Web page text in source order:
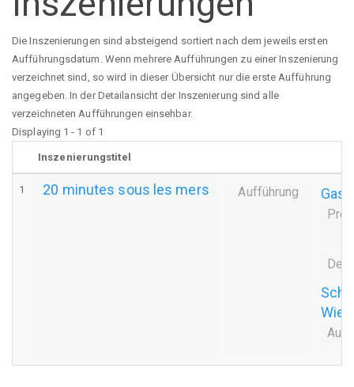
Die Inszenierungen sind absteigend sortiert nach dem jeweils ersten
Aufführungsdatum. Wenn mehrere Aufführungen zu einer Inszenierung
verzeichnet sind, so wird in dieser Übersicht nur die erste Aufführung
angegeben. In der Detailansicht der Inszenierung sind alle
verzeichneten Aufführungen einsehbar.
Displaying 1 - 1 of 1
Inszenierungstitel
1 20 minutes sous les mers Aufführung